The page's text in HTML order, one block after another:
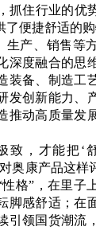
抓住行业的优
了便捷舒适的购
生产、销售等
深度融合的思
装备、制造工
发创新能力、
推动高质量发
致，才能把‘
奥康产品这样
格”，在里子
脚感舒适；在
引领国货潮流